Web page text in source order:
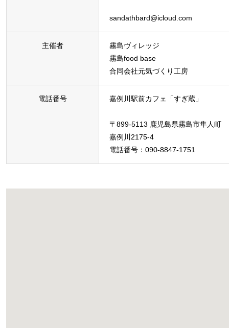
sandathbard@icloud.com
主催者
霧島ヴィレッジ
霧島food base
合同会社元気づくり工房
電話番号 嘉例川駅前カフェ「すぎ蔵」
〒899-5113 鹿児島県霧島市隼人町
嘉例川2175-4
電話番号：090-8847-1751